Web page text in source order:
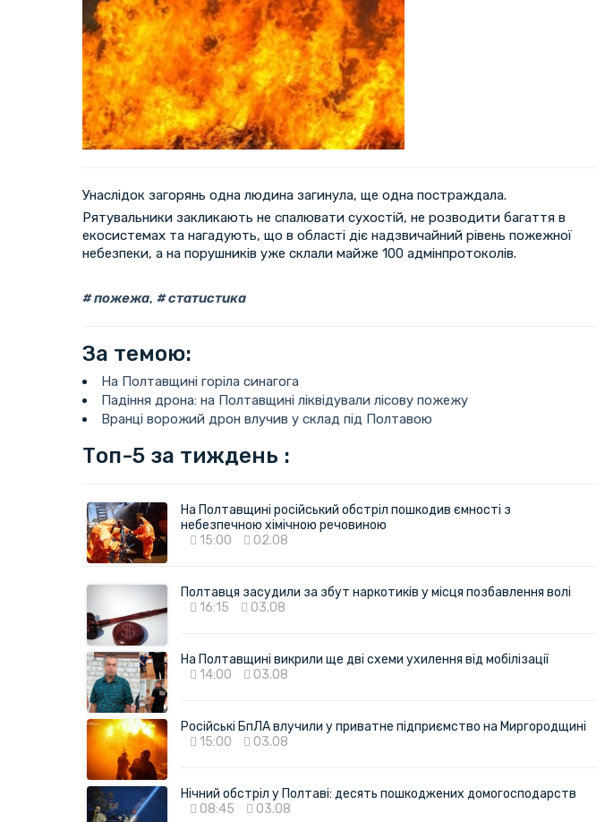
Унаслідок загорянь одна людина загинула, ще одна постраждала.
Рятувальники закликають не спалювати сухостій, не розводити багаття в
екосистемах та нагадують, що в області діє надзвичайний рівень пожежної
небезпеки, а на порушників уже склали майже 100 адмінпротоколів.
пожежа, статистика
За темою:
На Полтавщині горіла синагога
Падіння дрона: на Полтавщині ліквідували лісову пожежу
Вранці ворожий дрон влучив у склад під Полтавою
Топ-5 за тиждень :
На Полтавщині російський обстріл пошкодив ємності з
небезпечною хімічною речовиною
15:00
02.08
Полтавця засудили за збут наркотиків у місця позбавлення волі
16:15
03.08
На Полтавщині викрили ще дві схеми ухилення від мобілізації
14:00
03.08
Російські БпЛА влучили у приватне підприємство на Миргородщині
15:00
03.08
Нічний обстріл у Полтаві: десять пошкоджених домогосподарств
08:45
03.08